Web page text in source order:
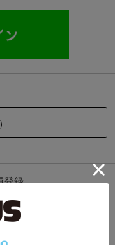
登録
と次回以降、そのIDで